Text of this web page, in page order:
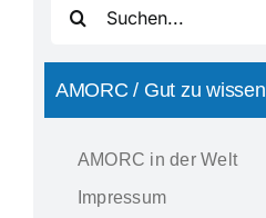
nach:
AMORC / Gut zu wissen
AMORC in der Welt
Impressum